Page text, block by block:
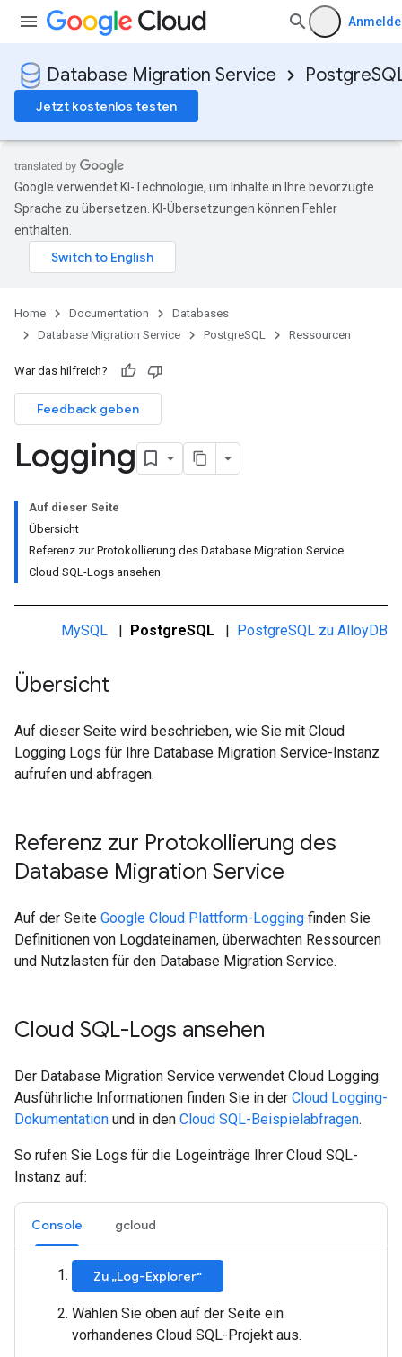
Database Migration Service
Jetzt kostenlos testen
Google verwendet KI-Technologie, um Inhalte in Ihre bevorzugte
Sprache zu übersetzen. KI-Übersetzungen können Fehler
enthalten.
Home Documentation
Databases
Database Migration Service
PostgreSQL Ressourcen
War das hilfreich?
Feedback geben
Logging
Auf dieser Seite
Übersicht
Referenz zur Protokollierung des Database Migration Service
Cloud SQL-Logs ansehen
MySQL | PostgreSQL | PostgreSQL zu AlloyDB
Übersicht
Auf dieser Seite wird beschrieben, wie Sie mit Cloud
Logging Logs für Ihre Database Migration Service-Instanz
aufrufen und abfragen.
Referenz zur Protokollierung des
Database Migration Service
Auf der Seite Google Cloud Plattform-Logging finden Sie
Definitionen von Logdateinamen, überwachten Ressourcen
und Nutzlasten für den Database Migration Service.
Cloud SQL-Logs ansehen
Der Database Migration Service verwendet Cloud Logging.
Ausführliche Informationen finden Sie in der Cloud Logging-
Dokumentation und in den Cloud SQL-Beispielabfragen.
So rufen Sie Logs für die Logeinträge Ihrer Cloud SQL-
Instanz auf:
Console gcloud
Zu „Log-Explorer“
Wählen Sie oben auf der Seite ein
vorhandenes Cloud SQL-Projekt aus.